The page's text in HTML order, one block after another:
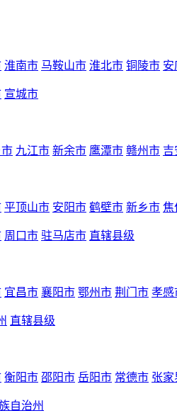
淮南市 马鞍山市 淮北市 铜陵市 安
宣城市
九江市 新余市 鹰潭市 赣州市 吉
平顶山市 安阳市 鹤壁市 新乡市 焦
周口市 驻马店市 直辖县级
宜昌市 襄阳市 鄂州市 荆门市 孝感
直辖县级
衡阳市 邵阳市 岳阳市 常德市 张家
自治州